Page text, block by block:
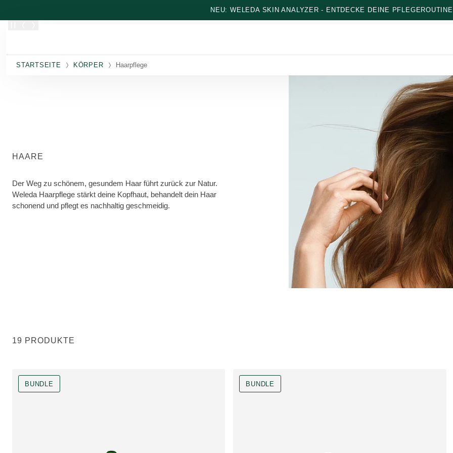
NEU: WELEDA SKIN ANALYZER - ENTDECKE DEINE PFLEGEROUTINE
STARTSEITE KÖRPER Haarpflege
HAARE
Der Weg zu schönem, gesundem Haar führt zurück zur Natur.
Weleda Haarpflege stärkt deine Kopfhaut, behandelt dein Haar
schonend und pflegt es nachhaltig geschmeidig.
19 PRODUKTE
BUNDLE BUNDLE